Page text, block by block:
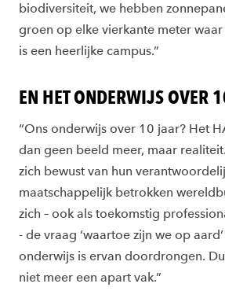
biodiversiteit, we hebben
groen op elke vierkante meter
is een heerlijke campus.”
EN HET ONDERWIJS OVER
“Ons onderwijs over 10 jaar? Het
dan geen beeld meer, maar
zich bewust van hun
maatschappelijk betrokken
zich – ook als toekomstig
- de vraag ‘waartoe zijn we op
onderwijs is ervan doordrongen.
niet meer een apart vak.”